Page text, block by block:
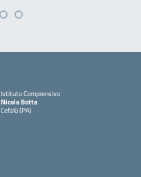
Istituto Comprensivo
Nicola Botta
Cefalù (PA)